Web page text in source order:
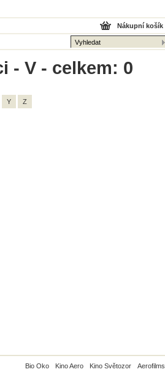
Nákupní košík
- V - celkem: 0
Y Z
Bio Oko Kino Aero Kino Světozor Aerofilms